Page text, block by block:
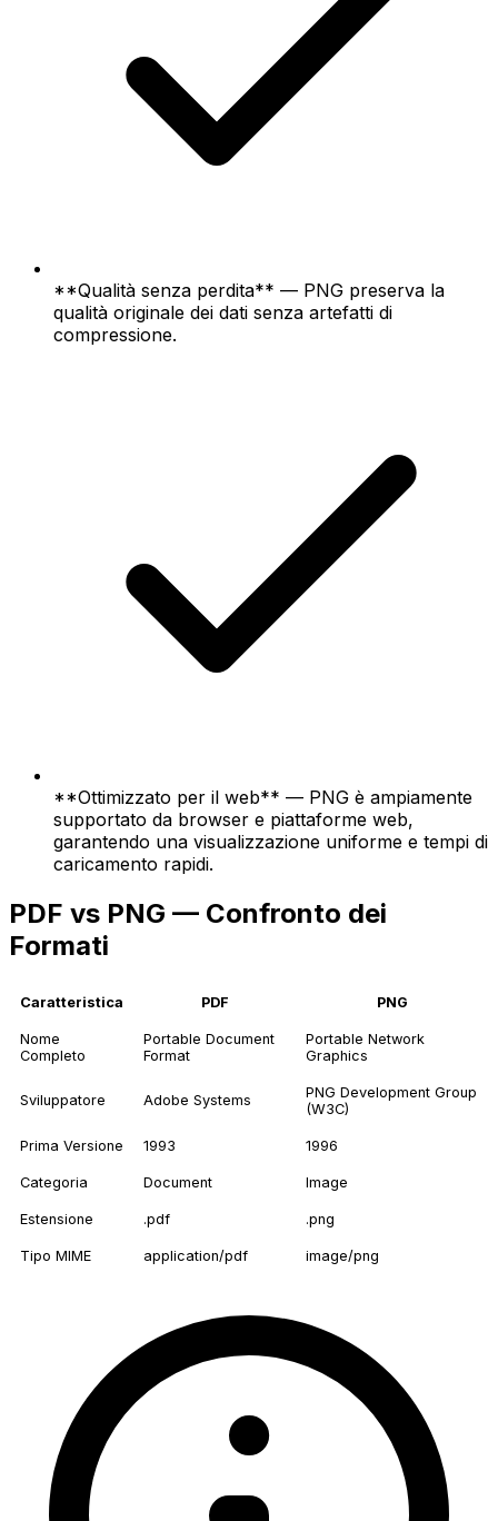
**Qualità senza perdita** — PNG preserva la
qualità originale dei dati senza artefatti di
compressione.
**Ottimizzato per il web** — PNG è ampiamente
supportato da browser e piattaforme web,
garantendo una visualizzazione uniforme e tempi di
caricamento rapidi.
PDF vs PNG — Confronto dei
Formati
Caratteristica PDF PNG
Nome
Completo
Portable Document
Format
Portable Network
Graphics
Sviluppatore Adobe Systems
PNG Development Group
(W3C)
Prima Versione 1993 1996
Categoria Document Image
Estensione .pdf .png
Tipo MIME application/pdf image/png